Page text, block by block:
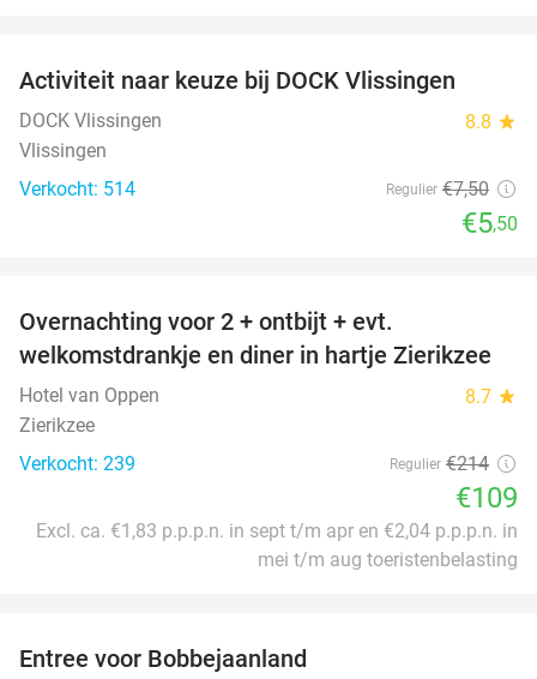
Activiteit naar keuze bij DOCK Vlissingen
DOCK Vlissingen 8.8 star
Vlissingen
Verkocht: 514
Regulier €7,50
€5,50
Overnachting voor 2 + ontbijt + evt.
welkomstdrankje en diner in hartje Zierikzee
Hotel van Oppen 8.7 star
Zierikzee
Verkocht: 239
Regulier €214
€109
Excl. ca. €1,83 p.p.p.n. in sept t/m apr en €2,04 p.p.p.n. in
mei t/m aug toeristenbelasting
Entree voor Bobbejaanland